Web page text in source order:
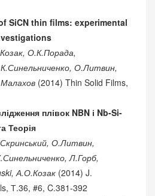
SiCN thin films: experimental
О.К.Порада,
О.Литвин,
(2014) Thin Solid Films,
плівок NBN і Nb-Si-
Теорія
О.Литвин,
Л.Горб,
А.О.Козак (2014) J.
Т.36, #6, C.381-392